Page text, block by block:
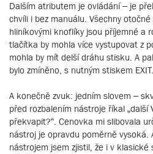
Dalším atributem je ovládání – je
chvíli i bez manuálu. Všechny
hliníkovými knoflíky jsou příjemné a
tlačítka by mohla více vystupovat z
mohla by mít delší dráhu stisku. A
bylo zmíněno, s nutným stiskem EXIT.
A konečně zvuk: jedním slovem –
před rozbalením nástroje říkal „další
překvapit?“. Cenovka mi slibovala
nástroj je opravdu poměrně vysoká.
nástrojem jsem zjistil, že i v klasické